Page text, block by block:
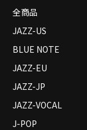
全商品
JAZZ-US
BLUE NOTE
JAZZ-EU
JAZZ-JP
JAZZ-VOCAL
J-POP